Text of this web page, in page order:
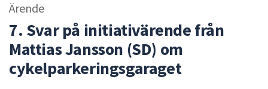
sökfältet
kommer
sökförslag
att
Ärende
7. Svar på initiativärende från
Mattias Jansson (SD) om
cykelparkeringsgaraget